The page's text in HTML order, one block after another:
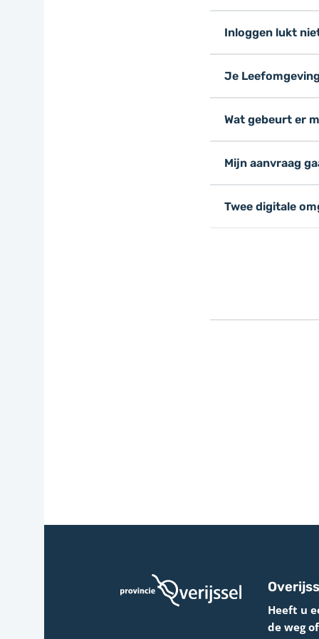
Inloggen lukt
Je
Wat gebeurt er
Mijn aanvraag
Twee digitale
Heeft u
de weg